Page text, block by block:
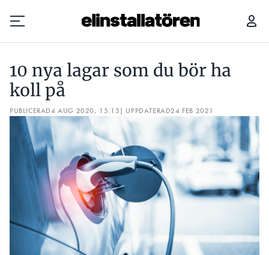
Prenumerera
Hantera prenumeration
Lediga jobb
Annonsera
Läs E-tidningen
Om tidningen
Kontakt
10 nya lagar som du bör ha
koll på
PUBLICERAD4 AUG 2020, 15:15| UPPDATERAD24 FEB 2021
10 NYA LAGAR SOM DU BÖR HA KOLL PÅ